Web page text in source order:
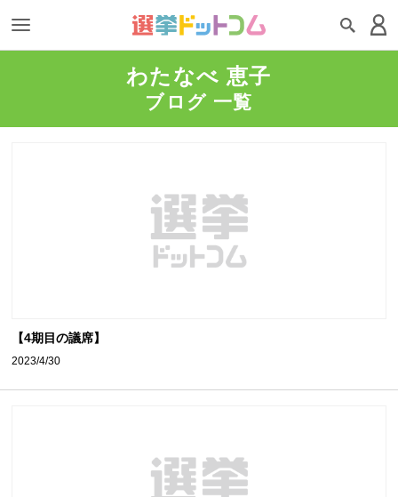
わたなべ 恵子
ブログ 一覧
【4期目の議席】
2023/4/30